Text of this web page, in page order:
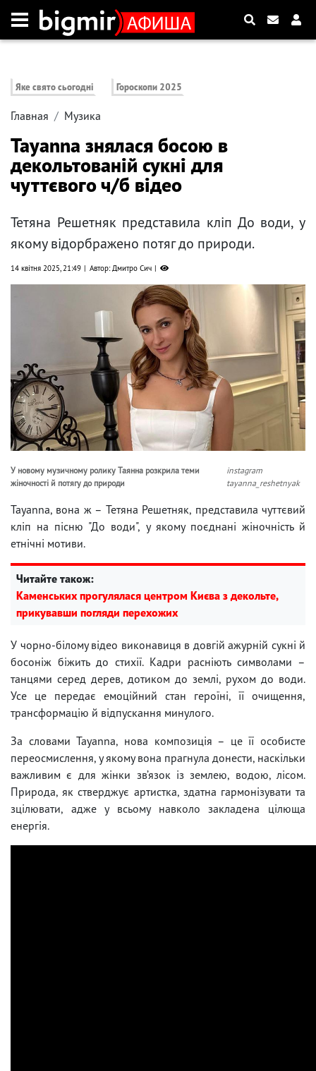
Яке свято сьогодні Гороскопи 2025
Главная Музика
Tayanna знялася босою в
декольтованій сукні для
чуттєвого ч/б відео
Тетяна Решетняк представила кліп До води, у
якому відорбражено потяг до природи.
14 квітня 2025, 21:49 Автор: Дмитро Сич
У новому музичному ролику Таянна розкрила теми
жіночності й потягу до природи
instagram
tayanna_reshetnyak
Tayanna, вона ж – Тетяна Решетняк, представила чуттєвий
кліп на пісню "До води", у якому поєднані жіночність й
етнічні мотиви.
Читайте також:
Каменських прогулялася центром Києва з декольте,
прикувавши погляди перехожих
У чорно-білому відео виконавиця в довгій ажурній сукні й
босоніж біжить до стихії. Кадри расніють символами –
танцями серед дерев, дотиком до землі, рухом до води.
Усе це передає емоційний стан героїні, її очищення,
трансформацію й відпускання минулого.
За словами Tayanna, нова композиція – це її особисте
переосмислення, у якому вона прагнула донести, наскільки
важливим є для жінки зв’язок із землею, водою, лісом.
Природа, як стверджує артистка, здатна гармонізувати та
зцілювати, адже у всьому навколо закладена цілюща
енергія.